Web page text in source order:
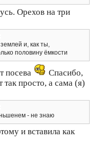
Орехов на три
и, как ты,
половину ёмкости
посева
Спасибо,
так просто, а сама (я)
- не знаю
и вставила как